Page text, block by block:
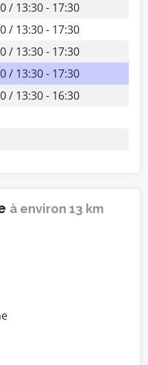
/ 13:30 - 17:30
/ 13:30 - 17:30
/ 13:30 - 17:30
/ 13:30 - 17:30
/ 13:30 - 16:30
à environ 13 km